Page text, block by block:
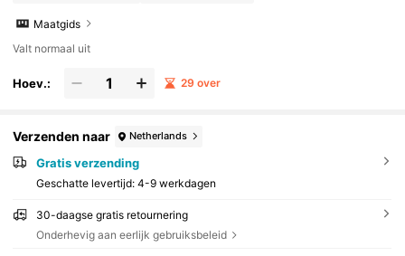
Maatgids
Valt normaal uit
Hoev.: 29 over
Verzenden naar Netherlands
Gratis verzending
Geschatte levertijd: 4-9 werkdagen
30-daagse gratis retournering
Onderhevig aan eerlijk gebruiksbeleid